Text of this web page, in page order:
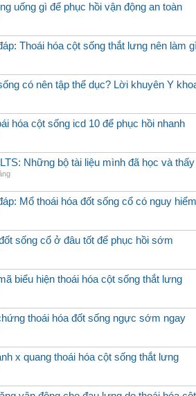
uống gì để phục hồi vận động an toàn
Thoái hóa cột sống thắt lưng nên làm
có nên tập thể dục? Lời khuyên Y
hóa cột sống icd 10 để phục hồi nhanh
Những bộ tài liệu mình đã học và
Mổ thoái hóa đốt sống cổ có nguy
sống cổ ở đâu tốt để phục hồi sớm
biểu hiện thoái hóa cột sống thắt lưng
thoái hóa đốt sống ngực sớm ngay
x quang thoái hóa cột sống thắt lưng